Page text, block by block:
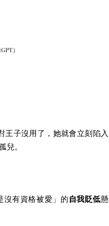
）
王子沒用了，她就會立刻陷入
兒。
沒有資格被愛」的 自我貶低懸